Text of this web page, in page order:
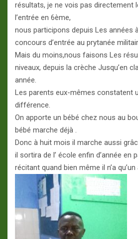
résultats, je ne vois pas directement
l’entrée en 6ème,
nous participons depuis Les années
concours d’entrée au prytanée
Mais du moins,nous faisons Les
niveaux, depuis la crèche Jusqu’en
année.
Les parents eux-mêmes constatent
différence.
On apporte un bébé chez nous au
bébé marche déjà .
Donc à huit mois il marche aussi
il sortira de l’ école enfin d’année en
récitant quand bien même il n’a qu’un